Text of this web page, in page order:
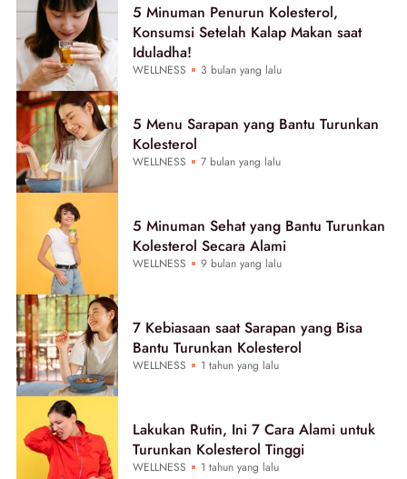
5 Minuman Penurun Kolesterol,
Konsumsi Setelah Kalap Makan saat
Iduladha!
WELLNESS 3 bulan yang lalu
5 Menu Sarapan yang Bantu Turunkan
Kolesterol
WELLNESS 7 bulan yang lalu
5 Minuman Sehat yang Bantu Turunkan
Kolesterol Secara Alami
WELLNESS 9 bulan yang lalu
7 Kebiasaan saat Sarapan yang Bisa
Bantu Turunkan Kolesterol
WELLNESS 1 tahun yang lalu
Lakukan Rutin, Ini 7 Cara Alami untuk
Turunkan Kolesterol Tinggi
WELLNESS 1 tahun yang lalu